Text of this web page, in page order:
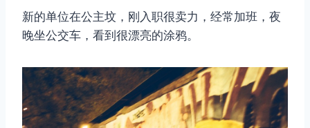
新的单位在公主坟，刚入职很卖力，经常加班，夜
晚坐公交车，看到很漂亮的涂鸦。